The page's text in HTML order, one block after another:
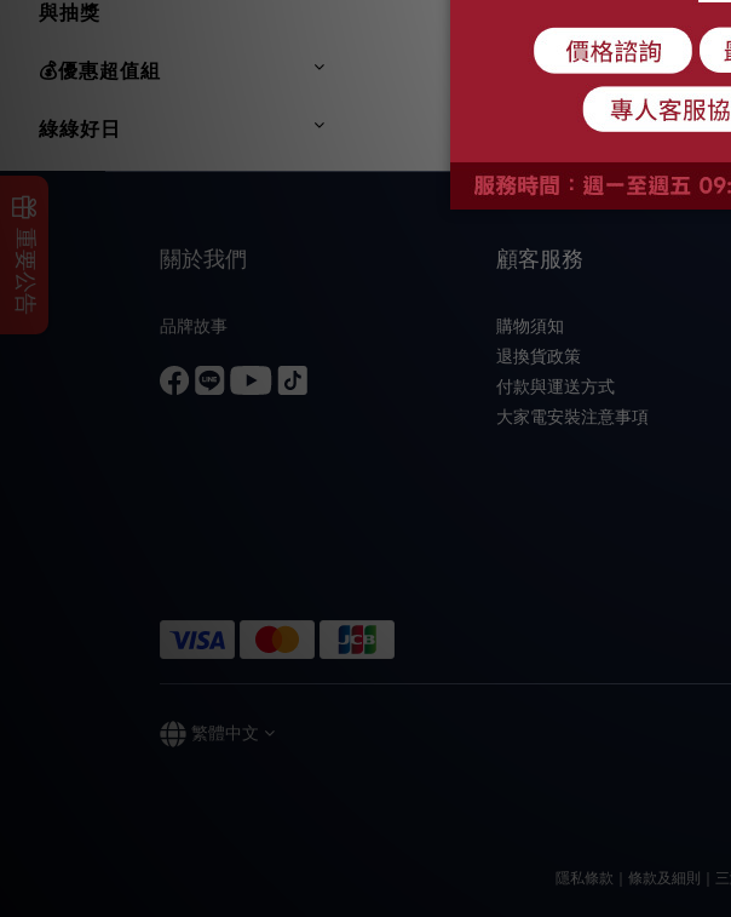
與抽獎
💰優惠超值組
綠綠好日
關於我們
品牌故事
顧客服務
購物須知
退換貨政策
付款與運送方式
大家電安裝注意事項
繁體中文
隱私條款｜條款及細則｜
重要公告